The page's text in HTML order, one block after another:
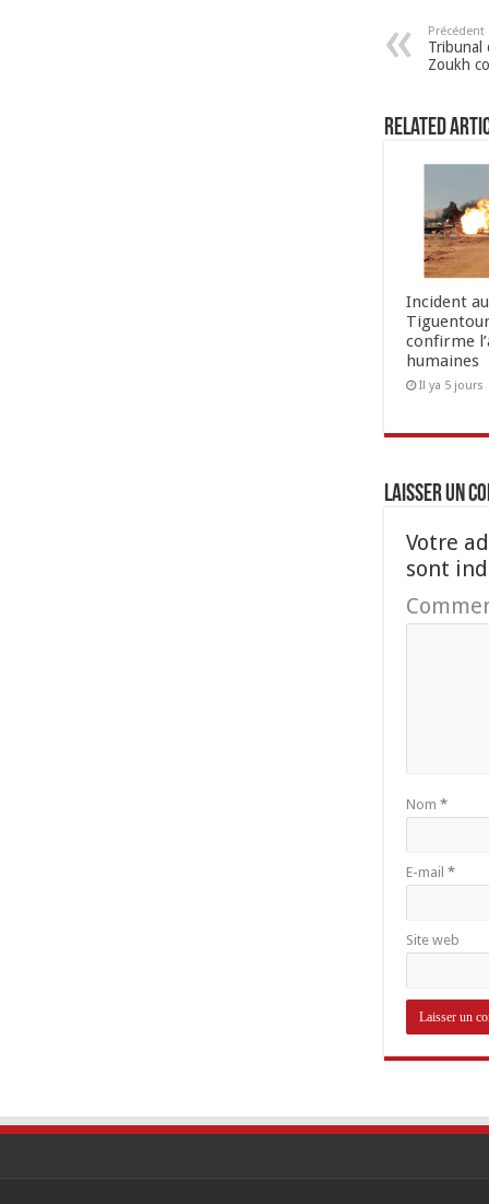
Précédent
Tribunal
Zoukh
Related
Incident
confirme
humaines
Il ya 5 jours
Laisser un
Votre
sont
Nom *
E-mail *
Site web